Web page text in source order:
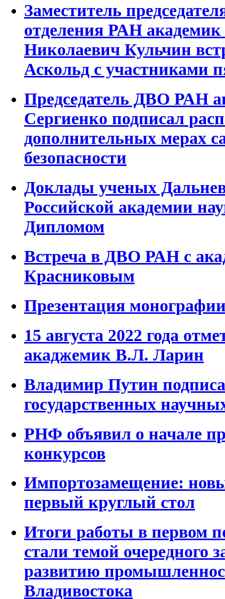
Заместитель
отделения РАН
Николаевич Кульчин
Аскольд с участниками
Председатель ДВО РАН
Сергиенко подписал
дополнительных мерах
безопасности
Доклады ученых
Российской академии
Дипломом
Встреча в ДВО РАН с
Красниковым
Презентация
15 августа 2022 года
акаджемик В.Л. Ларин
Владимир Путин
государственных
РНФ объявил о начале
конкурсов
Импортозамещение:
первый круглый стол
Итоги работы в первом
стали темой очередного
развитию
Владивостока